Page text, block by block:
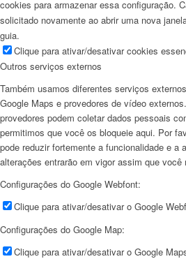
cookies para armazenar essa configuração.
solicitado novamente ao abrir uma nova
guia.
Clique para ativar/desativar cookies
Outros serviços externos
Também usamos diferentes serviços
Google Maps e provedores de vídeo
provedores podem coletar dados pessoais
permitimos que você os bloqueie aqui. Por
pode reduzir fortemente a funcionalidade e a
alterações entrarão em vigor assim que você
Configurações do Google Webfont:
Clique para ativar/desativar o Google
Configurações do Google Map:
Clique para ativar/desativar o Google